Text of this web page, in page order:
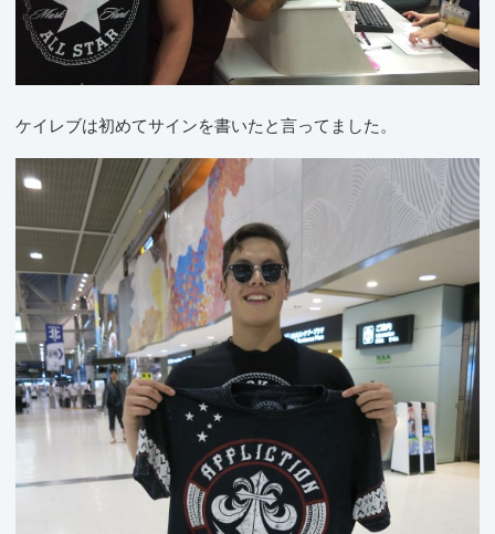
ケイレブは初めてサインを書いたと言ってました。